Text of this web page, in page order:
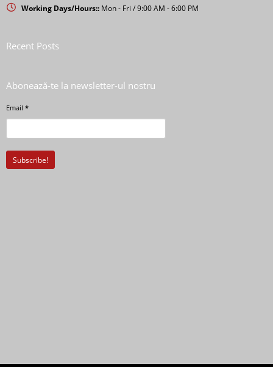
Working Days/Hours:: Mon - Fri / 9:00 AM - 6:00 PM
Recent Posts
Abonează-te la newsletter-ul nostru
Email *